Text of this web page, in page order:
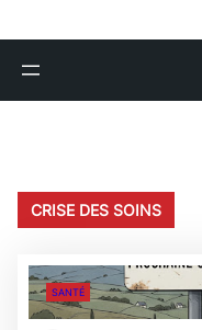
CRISE DES SOINS
SANTÉ